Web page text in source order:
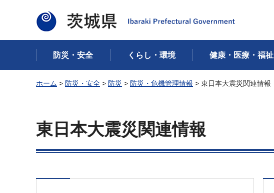
茨城県
防災・安全 くらし・環境 健康・医療・福祉
ホーム > 防災・安全 > 防災 > 防災・危機管理情報 > 東日本大震災関連情報
東日本大震災関連情報